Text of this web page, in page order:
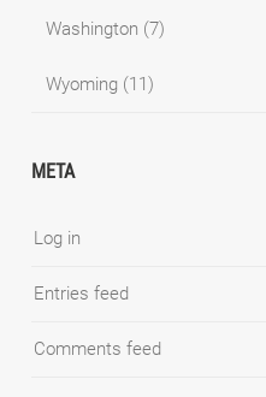
Washington (7)
Wyoming (11)
META
Log in
Entries feed
Comments feed